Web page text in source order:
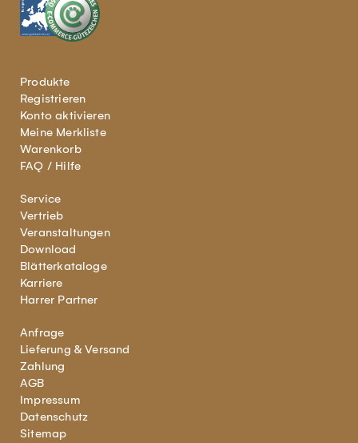
Produkte
Registrieren
Konto aktivieren
Meine Merkliste
Warenkorb
FAQ / Hilfe
Service
Vertrieb
Veranstaltungen
Download
Blätterkataloge
Karriere
Harrer Partner
Anfrage
Lieferung & Versand
Zahlung
AGB
Impressum
Datenschutz
Sitemap